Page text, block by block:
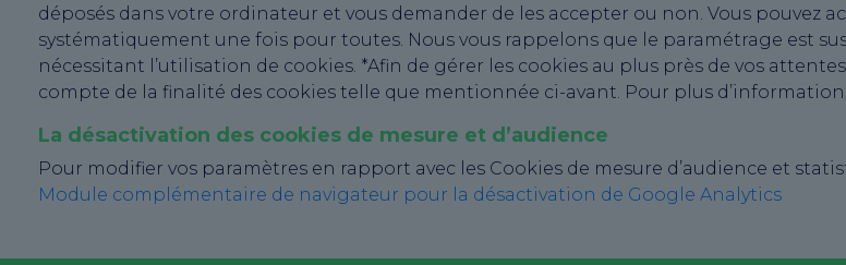
déposés dans votre ordinateur et vous demander de les accepter ou non. Vous pouvez
systématiquement une fois pour toutes. Nous vous rappelons que le paramétrage est
nécessitant l’utilisation de cookies. *Afin de gérer les cookies au plus près de vos
compte de la finalité des cookies telle que mentionnée ci-avant. Pour plus
La désactivation des cookies de mesure et d’audience
Pour modifier vos paramètres en rapport avec les Cookies de mesure d’audience et
Module complémentaire de navigateur pour la désactivation de Google Analytics